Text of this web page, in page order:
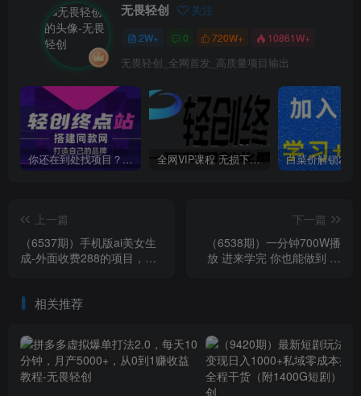
无畏轻创 关注
2W+ 0 720W+ 10861W+
无畏轻创_全网首发_高质量项目输出
你还在到处找项目？还在当韭菜？我靠卖项目一个月收入5万+，曾经我也是个失败者。 全网VIP课程 无损下载~
上一篇
（6537期）手机版ai美女生
成-外面收费288的项目，不
下一篇
（6538期）一分钟700W播
放 进来学完 你也能做到 保
相关推荐